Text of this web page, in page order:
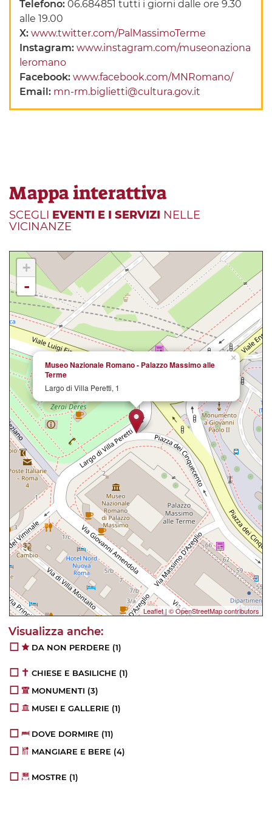
Telefono:06.684851 tutti i giorni dalle ore 9.30
alle 19.00
X:www.twitter.com/PalMassimoTerme
Instagram:www.instagram.com/museonaziona
leromano
Facebook:www.facebook.com/MNRomano/
Email: mn-rm.biglietti@cultura.gov.it
Mappa interattiva
SCEGLI EVENTI E I SERVIZI NELLE
VICINANZE
×
Museo Nazionale Romano - Palazzo Massimo alle
Terme
Largo di Villa Peretti, 1
+
-
Leaflet| © OpenStreetMap contributors
DA NON PERDERE (1)
CHIESE E BASILICHE (1)
MONUMENTI (3)
MUSEI E GALLERIE (1)
DOVE DORMIRE (11)
MANGIARE E BERE (4)
MOSTRE (1)